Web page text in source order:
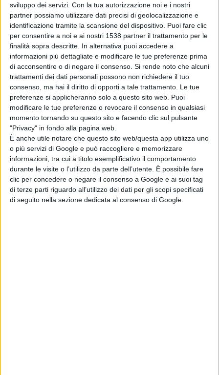
sviluppo dei servizi. Con la tua autorizzazione noi e i nostri
partner possiamo utilizzare dati precisi di geolocalizzazione e
identificazione tramite la scansione del dispositivo. Puoi fare clic
per consentire a noi e ai nostri 1538 partner il trattamento per le
finalità sopra descritte. In alternativa puoi accedere a
informazioni più dettagliate e modificare le tue preferenze prima
di acconsentire o di negare il consenso. Si rende noto che alcuni
trattamenti dei dati personali possono non richiedere il tuo
consenso, ma hai il diritto di opporti a tale trattamento. Le tue
preferenze si applicheranno solo a questo sito web. Puoi
modificare le tue preferenze o revocare il consenso in qualsiasi
momento tornando su questo sito e facendo clic sul pulsante
"Privacy" in fondo alla pagina web.
È anche utile notare che questo sito web/questa app utilizza uno
o più servizi di Google e può raccogliere e memorizzare
informazioni, tra cui a titolo esemplificativo il comportamento
durante le visite o l’utilizzo da parte dell’utente. È possibile fare
clic per concedere o negare il consenso a Google e ai suoi tag
di terze parti riguardo all’utilizzo dei dati per gli scopi specificati
di seguito nella sezione dedicata al consenso di Google.
ORANI. Il video della presentazone della lista
guidata da Tonino Puddu
Articolo precedente